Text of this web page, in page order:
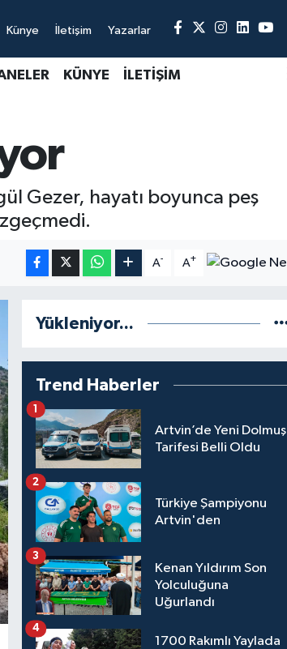
Künye İletişim Yazarlar
KÜNYE İLETİŞİM
Gezer, hayatı boyunca peş
A- A+
Yükleniyor...
Trend Haberler
Artvin’de Yeni Dolmuş
Tarifesi Belli Oldu
1
Türkiye Şampiyonu
Artvin'den
2
Kenan Yıldırım Son
Yolculuğuna
Uğurlandı
3
1700 Rakımlı Yaylada
4